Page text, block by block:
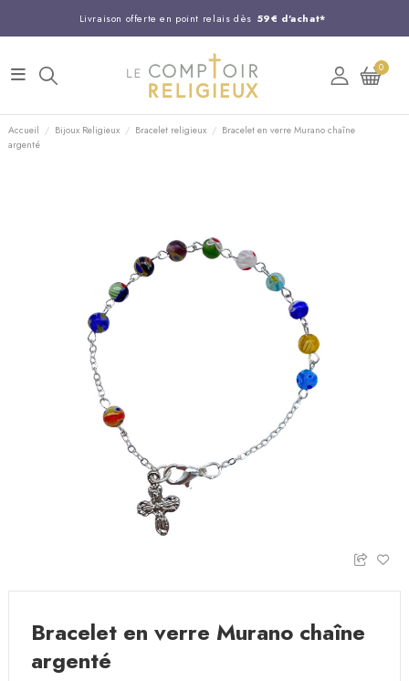
Livraison offerte en point relais dès 59€ d'achat*
Entreprise Française familiale
Support client disponible au 03 20 24 74 15
Commandez avant 14H, expédition le jour même !
0
Accueil Bijoux Religieux Bracelet religieux
Bracelet en verre Murano chaîne
argenté
Bracelet en verre Murano chaîne
argenté